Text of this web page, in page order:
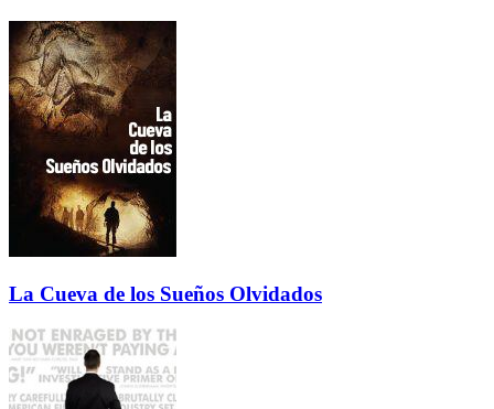
La Cueva de los Sueños Olvidados